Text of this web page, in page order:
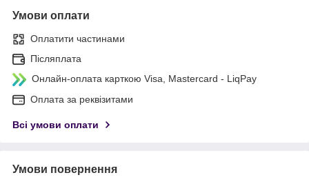
Умови оплати
Оплатити частинами
Післяплата
Онлайн-оплата карткою Visa, Mastercard - LiqPay
Оплата за реквізитами
Всі умови оплати
Умови повернення